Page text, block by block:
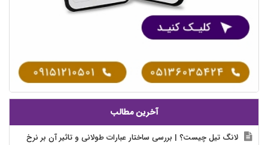
آخرین مطالب
لانگ تیل چیست؟ | بررسی ساختار عبارات طولانی و تاثیر آن بر نرخ